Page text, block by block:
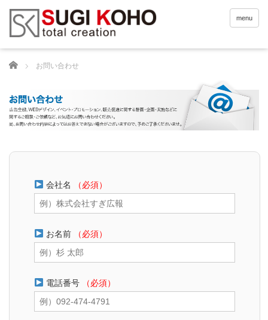
menu
Home お問い合わせ
会社名 （必須）
お名前 （必須）
電話番号 （必須）